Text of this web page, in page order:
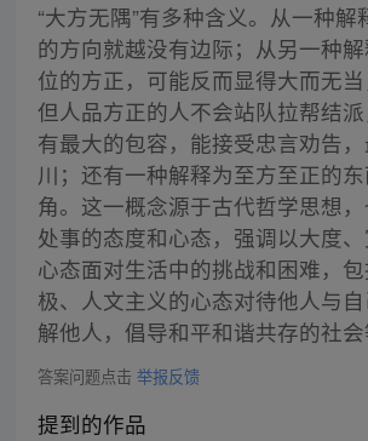
“大方无隅”有多种含义。从一种解
的方向就越没有边际；从另一种
位的方正，可能反而显得大而无当
但人品方正的人不会站队拉帮结
有最大的包容，能接受忠言劝告
川；还有一种解释为至方至正的
角。这一概念源于古代哲学思想
处事的态度和心态，强调以大度
心态面对生活中的挑战和困难，
极、人文主义的心态对待他人与
解他人，倡导和平和谐共存的社会
答案问题点击 举报反馈
提到的作品